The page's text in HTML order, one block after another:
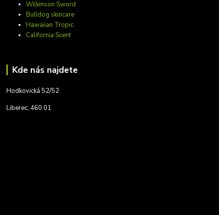
Wilkinson Sword
Bulldog skincare
Hawaiian Tropic
California Scent
Kde nás najdete
Hodkovická 52/52
Liberec, 460 01